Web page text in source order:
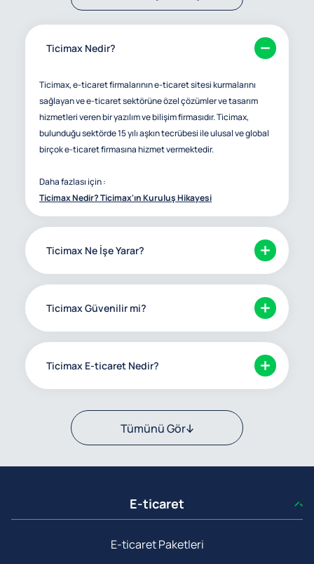
Ticimax Nedir?
Ticimax, e-ticaret firmalarının e-ticaret sitesi kurmalarını
sağlayan ve e-ticaret sektörüne özel çözümler ve tasarım
hizmetleri veren bir yazılım ve bilişim firmasıdır. Ticimax,
bulunduğu sektörde 15 yılı aşkın tecrübesi ile ulusal ve global
birçok e-ticaret firmasına hizmet vermektedir.
Daha fazlası için :
Ticimax Nedir? Ticimax'ın Kuruluş Hikayesi
Ticimax Ne İşe Yarar?
Ticimax Güvenilir mi?
Ticimax E-ticaret Nedir?
Tümünü Gör
E-ticaret
E-ticaret Paketleri